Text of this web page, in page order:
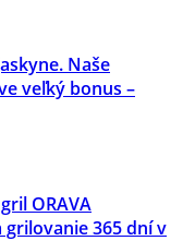
Naše
veľký bonus –
ORAVA
grilovanie 365 dní v